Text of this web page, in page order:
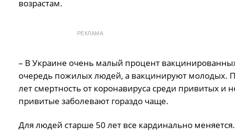
возрастам.
РЕКЛАМА
– В Украине очень малый процент
очередь пожилых людей, а вакцинируют молодых.
лет смертность от коронавируса среди привитых и
привитые заболевают гораздо чаще.
Для людей старше 50 лет все кардинально меняется.